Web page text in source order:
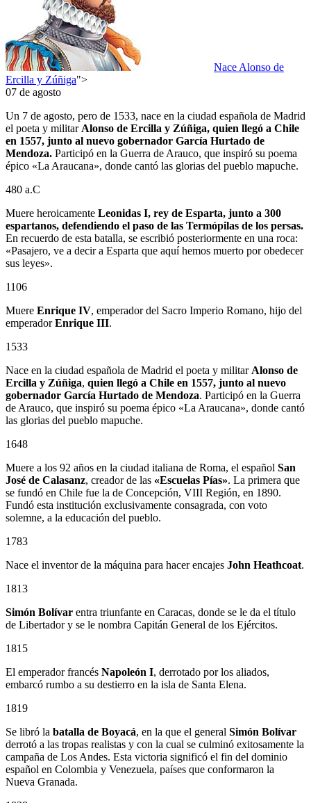
Nace Alonso de
Ercilla y Zúñiga">
07 de agosto
Un 7 de agosto, pero de 1533, nace en la ciudad española de Madrid
el poeta y militar Alonso de Ercilla y Zúñiga, quien llegó a Chile
en 1557, junto al nuevo gobernador García Hurtado de
Mendoza. Participó en la Guerra de Arauco, que inspiró su poema
épico «La Araucana», donde cantó las glorias del pueblo mapuche.
480 a.C
Muere heroicamente Leonidas I, rey de Esparta, junto a 300
espartanos, defendiendo el paso de las Termópilas de los persas.
En recuerdo de esta batalla, se escribió posteriormente en una roca:
«Pasajero, ve a decir a Esparta que aquí hemos muerto por obedecer
sus leyes».
1106
Muere Enrique IV, emperador del Sacro Imperio Romano, hijo del
emperadorEnrique III.
1533
Nace en la ciudad española de Madrid el poeta y militar Alonso de
Ercilla y Zúñiga, quien llegó a Chile en 1557, junto al nuevo
gobernador García Hurtado de Mendoza. Participó en la Guerra
de Arauco, que inspiró su poema épico «La Araucana», donde cantó
las glorias del pueblo mapuche.
1648
Muere a los 92 años en la ciudad italiana de Roma, el español San
José de Calasanz, creador de las «Escuelas Pías». La primera que
se fundó en Chile fue la de Concepción, VIII Región, en 1890.
Fundó esta institución exclusivamente consagrada, con voto
solemne, a la educación del pueblo.
1783
Nace el inventor de la máquina para hacer encajes John Heathcoat.
1813
Simón Bolívar entra triunfante en Caracas, donde se le da el título
de Libertador y se le nombra Capitán General de los Ejércitos.
1815
El emperador francés Napoleón I, derrotado por los aliados,
embarcó rumbo a su destierro en la isla de Santa Elena.
1819
Se libró la batalla de Boyacá, en la que el general Simón Bolívar
derrotó a las tropas realistas y con la cual se culminó exitosamente la
campaña de Los Andes. Esta victoria significó el fin del dominio
español en Colombia y Venezuela, países que conformaron la
Nueva Granada.